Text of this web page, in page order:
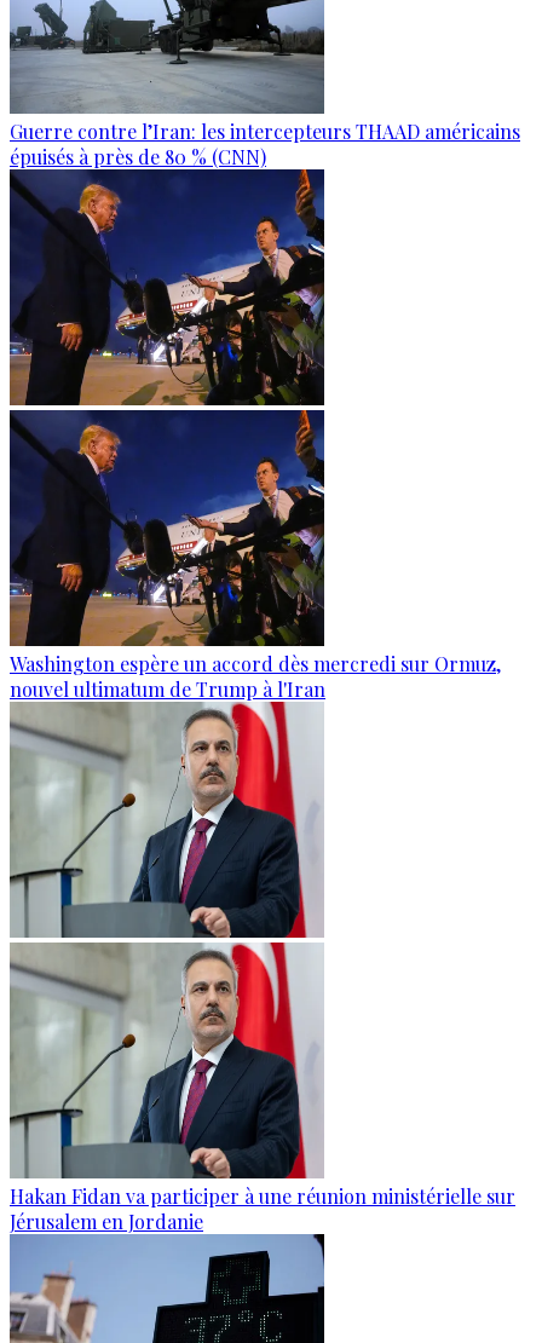
Guerre contre l’Iran: les intercepteurs THAAD américains
épuisés à près de 80 % (CNN)
Washington espère un accord dès mercredi sur Ormuz,
nouvel ultimatum de Trump à l'Iran
Hakan Fidan va participer à une réunion ministérielle sur
Jérusalem en Jordanie